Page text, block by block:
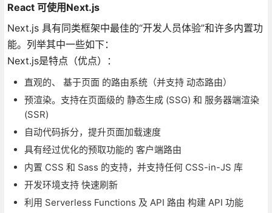
React 可使用Next.js
Next.js 具有同类框架中最佳的“开发人员体验”和许多内置功
能。列举其中一些如下：
Next.js是特点（优点）：
直观的、 基于页面 的路由系统（并支持 动态路由）
预渲染。支持在页面级的 静态生成 (SSG) 和 服务器端渲染
(SSR)
自动代码拆分，提升页面加载速度
具有经过优化的预取功能的 客户端路由
内置 CSS 和 Sass 的支持，并支持任何 CSS-in-JS 库
开发环境支持 快速刷新
利用 Serverless Functions 及 API 路由 构建 API 功能